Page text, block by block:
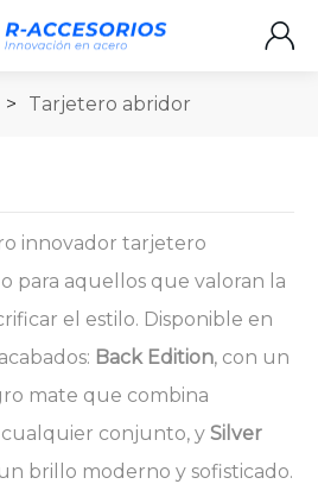
> Tarjetero abridor
innovador tarjetero
para aquellos que valoran la
el estilo. Disponible en
Back Edition, con un
mate que combina
conjunto, y Silver
brillo moderno y sofisticado.